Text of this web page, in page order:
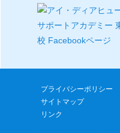
プライバシーポリシー
サイトマップ
リンク